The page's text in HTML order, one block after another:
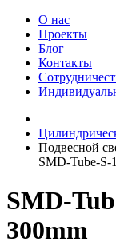
О нас
Проекты
Блог
Контакты
Подвесной
SMD-Tube-S-
SMD-
300mm